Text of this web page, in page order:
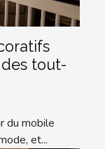
tout-
du mobile
et...